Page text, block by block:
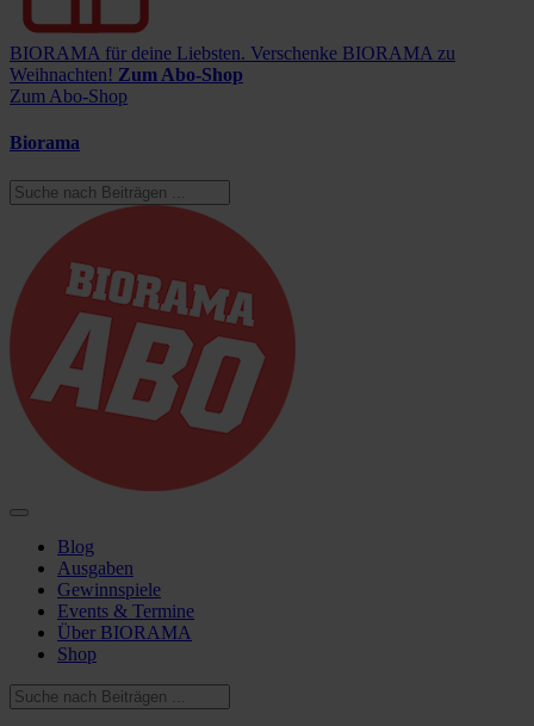
BIORAMA für deine Liebsten. Verschenke BIORAMA zu
Weihnachten! Zum Abo-Shop
Zum Abo-Shop
Biorama
Blog
Ausgaben
Gewinnspiele
Events & Termine
Über BIORAMA
Shop